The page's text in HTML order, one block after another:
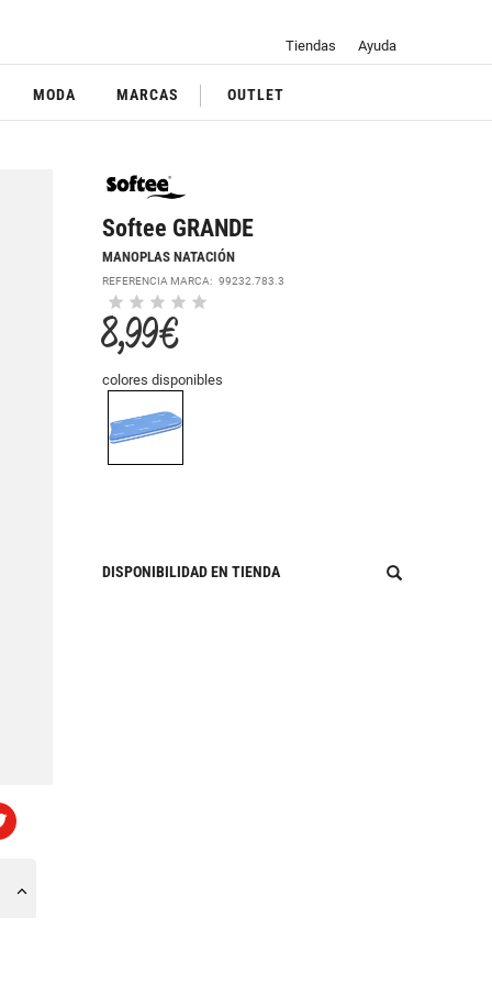
Tiendas Ayuda
MODA MARCAS OUTLET
Softee GRANDE
MANOPLAS NATACIÓN
REFERENCIA MARCA:99232.783.3
8,99 €
colores disponibles
DISPONIBILIDAD EN TIENDA